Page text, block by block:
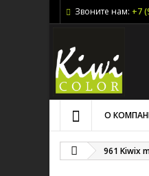
Звоните нам: +7
О
961 Kiwix